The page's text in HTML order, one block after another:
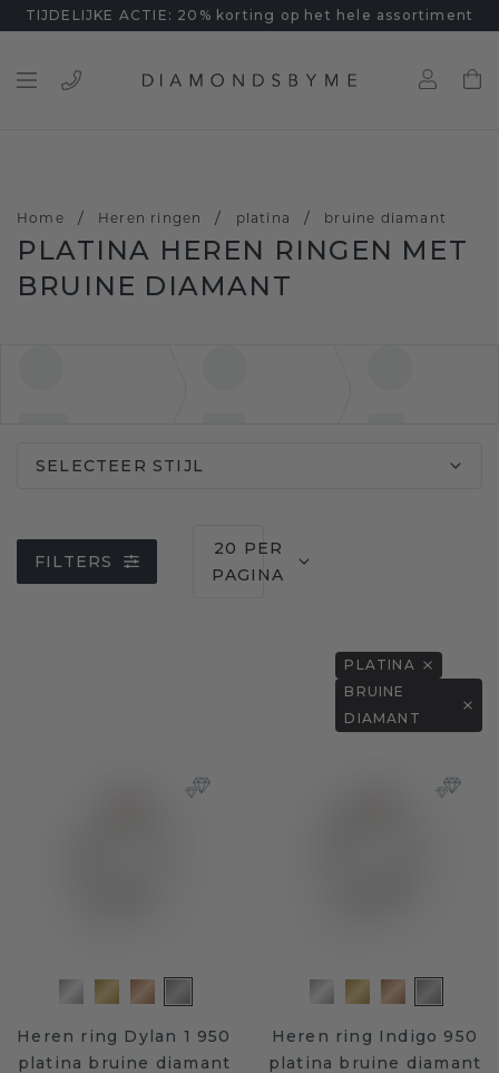
TIJDELIJKE ACTIE: 20% korting op het hele assortiment
Home / Heren ringen / platina / bruine diamant
PLATINA HEREN RINGEN MET
BRUINE DIAMANT
SELECTEER STIJL
FILTERS
20 PER
PAGINA
PLATINA
BRUINE
DIAMANT
Heren ring Dylan 1 950
platina bruine diamant
Heren ring Indigo 950
platina bruine diamant